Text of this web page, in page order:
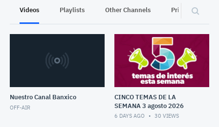
Videos Playlists Other Channels Privacy
Nuestro Canal Banxico
OFF-AIR
CINCO TEMAS DE LA
SEMANA 3 agosto 2026
6 DAYS AGO 30 VIEWS